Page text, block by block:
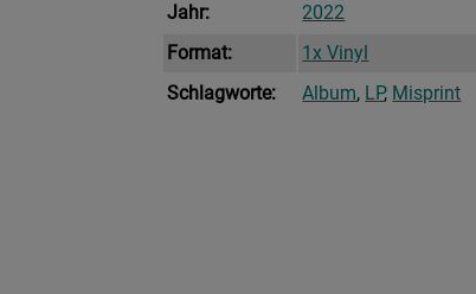
Jahr:
2022
Format:
1x Vinyl
Schlagworte:
Album, LP, Misprint